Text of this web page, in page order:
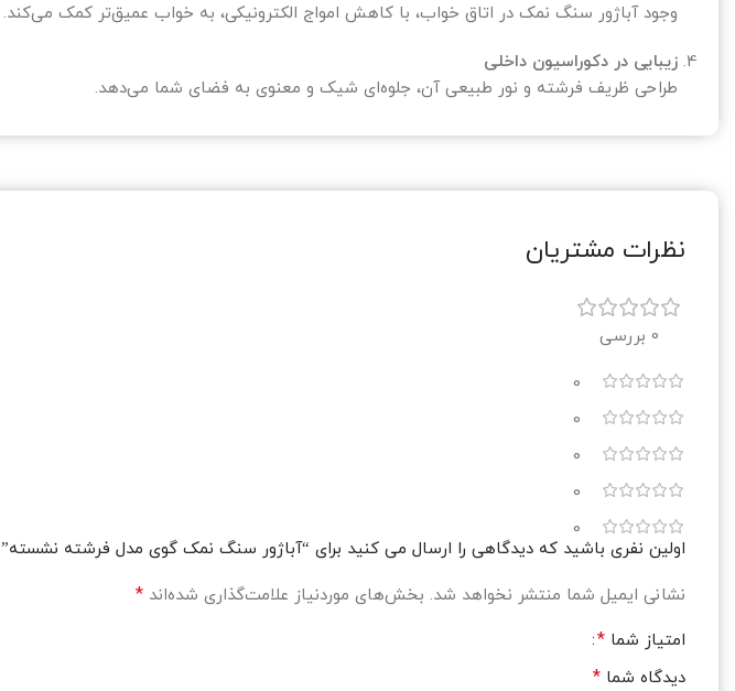
وجود آباژور سنگ نمک در اتاق خواب، با کاهش امواج الکترونیکی، به خواب عمیق‌تر کمک می‌کند.
زیبایی در دکوراسیون داخلی
طراحی ظریف فرشته و نور طبیعی آن، جلوه‌ای شیک و معنوی به فضای شما می‌دهد.
نظرات مشتریان
0 بررسی
0
0
0
0
0
اولین نفری باشید که دیدگاهی را ارسال می کنید برای “آباژور سنگ نمک گوی مدل فرشته نشسته”
نشانی ایمیل شما منتشر نخواهد شد. بخش‌های موردنیاز علامت‌گذاری شده‌اند *
امتیاز شما *
دیدگاه شما *